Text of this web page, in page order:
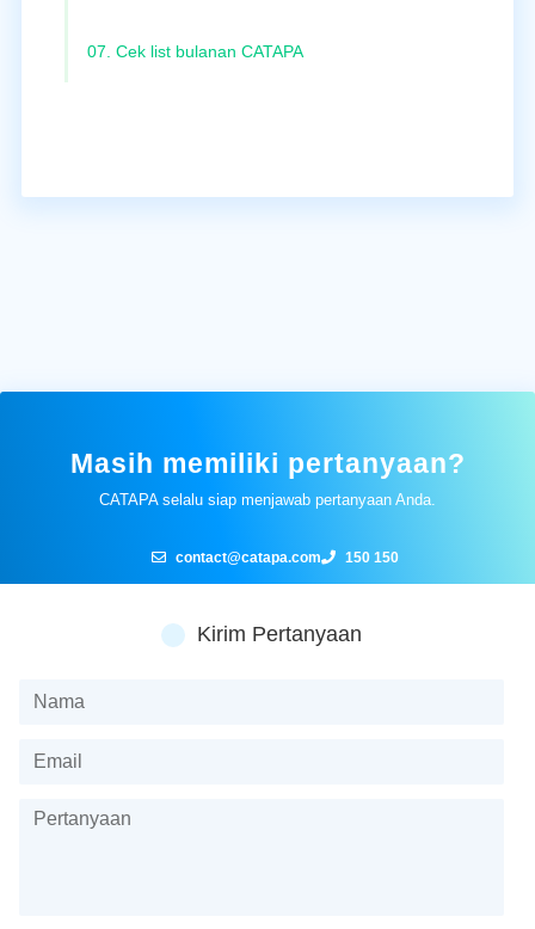
07. Cek list bulanan CATAPA
Masih memiliki pertanyaan?
CATAPA selalu siap menjawab pertanyaan Anda.
contact@catapa.com 150 150
Kirim Pertanyaan